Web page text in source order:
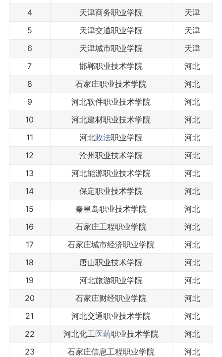
4
天津商务职业学院
天津
5
天津交通职业学院
天津
6
天津城市职业学院
天津
7
邯郸职业技术学院
河北
8
石家庄职业技术学院
河北
9
河北软件职业技术学院
河北
10
河北建材职业技术学院
河北
11
河北政法职业学院
河北
12
沧州职业技术学院
河北
13
河北能源职业技术学院
河北
14
保定职业技术学院
河北
15
秦皇岛职业技术学院
河北
16
石家庄工程职业学院
河北
17
石家庄城市经济职业学院
河北
18
唐山职业技术学院
河北
19
河北旅游职业学院
河北
20
石家庄财经职业学院
河北
21
河北交通职业技术学院
河北
22
河北化工医药职业技术学院
河北
23
石家庄信息工程职业学院
河北